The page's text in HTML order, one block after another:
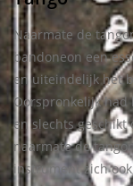
Naarmate de
bandoneon een
en uiteindelijk het
Oorspronkelijk had
en slechts geschikt
naarmate de
instrument zich